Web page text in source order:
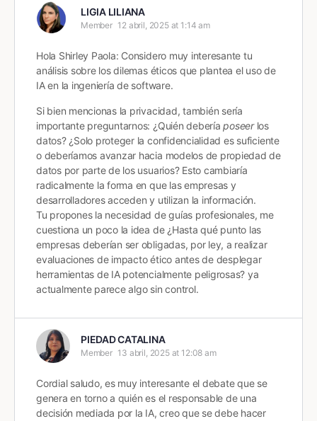
LIGIA LILIANA
Member 12 abril, 2025 at 1:14 am
Hola Shirley Paola: Considero muy interesante tu
análisis sobre los dilemas éticos que plantea el uso de
IA en la ingeniería de software.
Si bien mencionas la privacidad, también sería
importante preguntarnos: ¿Quién deberíaposeerlos
datos? ¿Solo proteger la confidencialidad es suficiente
o deberíamos avanzar hacia modelos de propiedad de
datos por parte de los usuarios? Esto cambiaría
radicalmente la forma en que las empresas y
desarrolladores acceden y utilizan la información.
Tu propones la necesidad de guías profesionales, me
cuestiona un poco la idea de ¿Hasta qué punto las
empresas deberían ser obligadas, por ley, a realizar
evaluaciones de impacto ético antes de desplegar
herramientas de IA potencialmente peligrosas? ya
actualmente parece algo sin control.
PIEDAD CATALINA
Member 13 abril, 2025 at 12:08 am
Cordial saludo, es muy interesante el debate que se
genera en torno a quién es el responsable de una
decisión mediada por la IA, creo que se debe hacer